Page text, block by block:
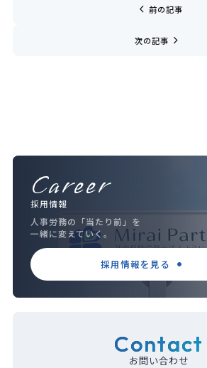
chevron_left 前の記事
次の記事 navigate_next
Career
採用情報
人事労務の「当たり前」を
一緒に変えていく。
採用情報を見る
Contact
お問い合わせ